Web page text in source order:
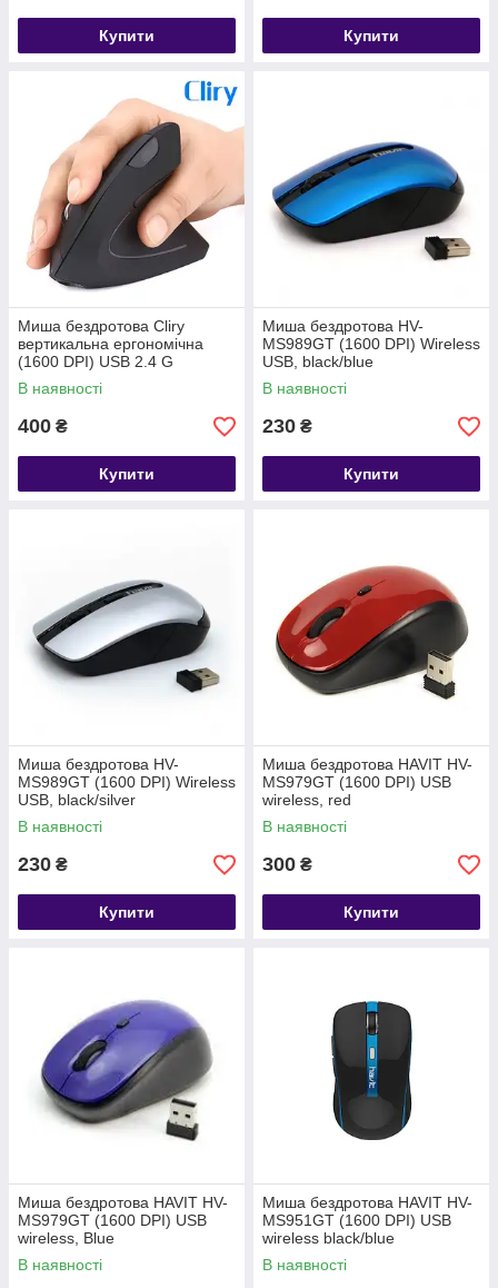
Купити Купити
Миша бездротова Cliry
вертикальна ергономічна
(1600 DPI) USB 2.4 G
wireless, Black
В наявності
400 ₴
Купити
Миша бездротова HV-
MS989GT (1600 DPI) Wireless
USB, black/blue
В наявності
230 ₴
Купити
Миша бездротова HV-
MS989GT (1600 DPI) Wireless
USB, black/silver
В наявності
230 ₴
Купити
Миша бездротова HAVIT HV-
MS979GT (1600 DPI) USB
wireless, red
В наявності
300 ₴
Купити
Миша бездротова HAVIT HV-
MS979GT (1600 DPI) USB
wireless, Blue
В наявності
Миша бездротова HAVIT HV-
MS951GT (1600 DPI) USB
wireless black/blue
В наявності